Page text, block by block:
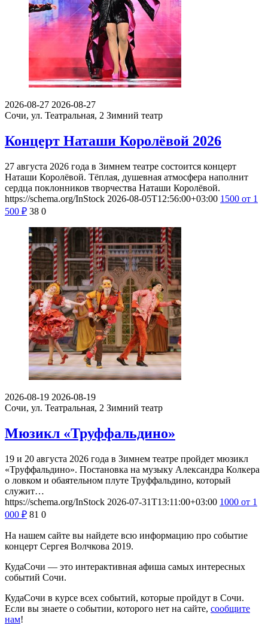
2026-08-27 2026-08-27
Сочи, ул. Театральная, 2 Зимний театр
Концерт Наташи Королёвой 2026
27 августа 2026 года в Зимнем театре состоится концерт
Наташи Королёвой. Тёплая, душевная атмосфера наполнит
сердца поклонников творчества Наташи Королёвой.
https://schema.org/InStock 2026-08-05T12:56:00+03:00 1500 от 1
500 ₽ 38 0
2026-08-19 2026-08-19
Сочи, ул. Театральная, 2 Зимний театр
Мюзикл «Труффальдино»
19 и 20 августа 2026 года в Зимнем театре пройдет мюзикл
«Труффальдино». Постановка на музыку Александра Колкера
о ловком и обаятельном плуте Труффальдино, который
служит…
https://schema.org/InStock 2026-07-31T13:11:00+03:00 1000 от 1
000 ₽ 81 0
На нашем сайте вы найдете всю информацию про событие
концерт Сергея Волчкова 2019.
КудаСочи — это интерактивная афиша самых интересных
событий Сочи.
КудаСочи в курсе всех событий, которые пройдут в Сочи.
Если вы знаете о событии, которого нет на сайте, сообщите
нам!